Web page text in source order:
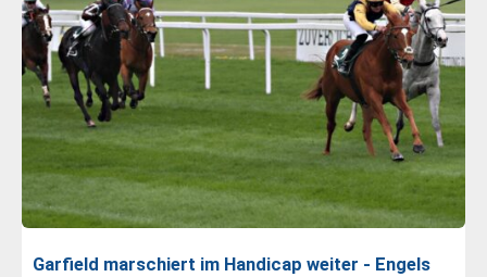
Garfield marschiert im Handicap weiter - Engels